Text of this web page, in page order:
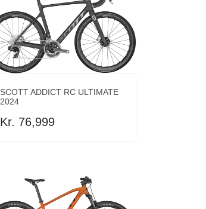
SCOTT ADDICT RC ULTIMATE
2024
Kr. 76,999